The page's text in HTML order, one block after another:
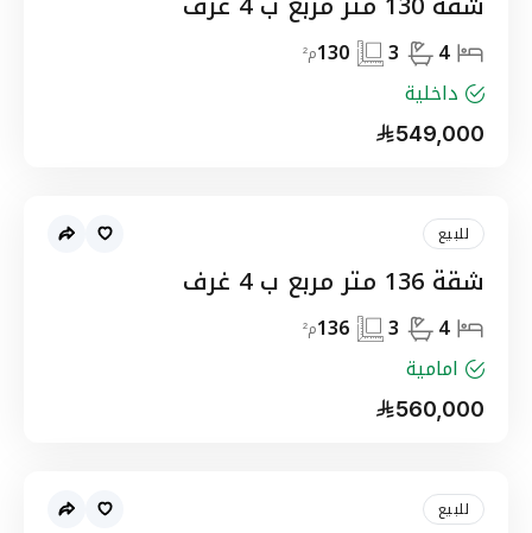
4
3
130م²
داخلية
549,000
للبيع
شقة 136 متر مربع ب 4 غرف
4
3
136م²
امامية
560,000
للبيع